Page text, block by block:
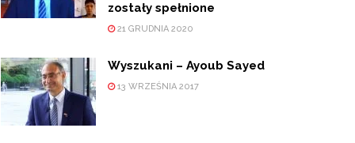
zostały spełnione
21 GRUDNIA 2020
Wyszukani – Ayoub Sayed
13 WRZEŚNIA 2017